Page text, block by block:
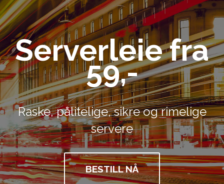
Serverleie fra
59,-
Raske, pålitelige, sikre og rimelige
servere
BESTILL NÅ